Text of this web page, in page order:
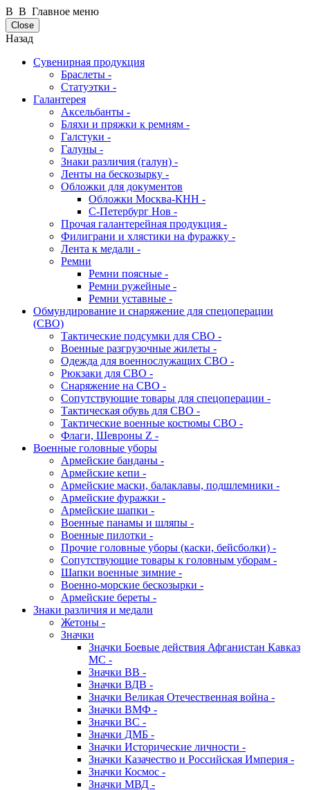
В В Главное меню
Close
Назад
Сувенирная продукция
Браслеты -
Статуэтки -
Галантерея
Аксельбанты -
Бляхи и пряжки к ремням -
Галстуки -
Галуны -
Знаки различия (галун) -
Ленты на бескозырку -
Обложки для документов
Обложки Москва-КНН -
С-Петербург Нов -
Прочая галантерейная продукция -
Филиграни и хлястики на фуражку -
Лента к медали -
Ремни
Ремни поясные -
Ремни ружейные -
Ремни уставные -
Обмундирование и снаряжение для спецоперации
(СВО)
Тактические подсумки для СВО -
Военные разгрузочные жилеты -
Одежда для военнослужащих СВО -
Рюкзаки для СВО -
Снаряжение на СВО -
Сопутствующие товары для спецоперации -
Тактическая обувь для СВО -
Тактические военные костюмы СВО -
Флаги, Шевроны Z -
Военные головные уборы
Армейские банданы -
Армейские кепи -
Армейские маски, балаклавы, подшлемники -
Армейские фуражки -
Армейские шапки -
Военные панамы и шляпы -
Военные пилотки -
Прочие головные уборы (каски, бейсболки) -
Сопутствующие товары к головным уборам -
Шапки военные зимние -
Военно-морские бескозырки -
Армейские береты -
Знаки различия и медали
Жетоны -
Значки
Значки Боевые действия Афганистан Кавказ
МС -
Значки ВВ -
Значки ВДВ -
Значки Великая Отечественная война -
Значки ВМФ -
Значки ВС -
Значки ДМБ -
Значки Исторические личности -
Значки Казачество и Российская Империя -
Значки Космос -
Значки МВД -